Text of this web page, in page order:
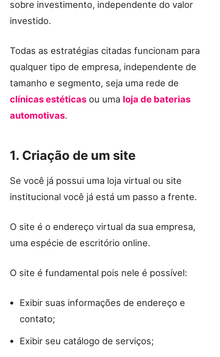
sobre investimento, independente do valor
investido.
Todas as estratégias citadas funcionam para
qualquer tipo de empresa, independente de
tamanho e segmento, seja uma rede de
clínicas estéticas ou uma loja de baterias
automotivas.
1. Criação de um site
Se você já possui uma loja virtual ou site
institucional você já está um passo a frente.
O site é o endereço virtual da sua empresa,
uma espécie de escritório online.
O site é fundamental pois nele é possível:
Exibir suas informações de endereço e
contato;
Exibir seu catálogo de serviços;